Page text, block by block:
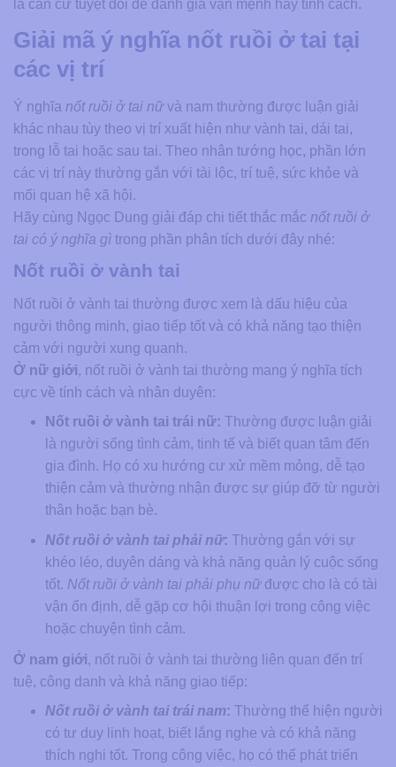
là căn cứ tuyệt đối để đánh giá vận mệnh hay tính cách.
Giải mã ý nghĩa nốt ruồi ở tai tại
các vị trí
Ý nghĩa nốt ruồi ở tai nữvà nam thường được luận giải
khác nhau tùy theo vị trí xuất hiện như vành tai, dái tai,
trong lỗ tai hoặc sau tai. Theo nhân tướng học, phần lớn
các vị trí này thường gắn với tài lộc, trí tuệ, sức khỏe và
mối quan hệ xã hội.
Hãy cùng Ngọc Dung giải đáp chi tiết thắc mắc nốt ruồi ở
tai có ý nghĩa gì trong phần phân tích dưới đây nhé:
Nốt ruồi ở vành tai
Nốt ruồi ở vành tai thường được xem là dấu hiệu của
người thông minh, giao tiếp tốt và có khả năng tạo thiện
cảm với người xung quanh.
Ở nữ giới, nốt ruồi ở vành tai thường mang ý nghĩa tích
cực về tính cách và nhân duyên:
Nốt ruồi ở vành tai trái nữ: Thường được luận giải
là người sống tình cảm, tinh tế và biết quan tâm đến
gia đình. Họ có xu hướng cư xử mềm mỏng, dễ tạo
thiện cảm và thường nhận được sự giúp đỡ từ người
thân hoặc bạn bè.
Nốt ruồi ở vành tai phải nữ: Thường gắn với sự
khéo léo, duyên dáng và khả năng quản lý cuộc sống
tốt. Nốt ruồi ở vành tai phải phụ nữđược cho là có tài
vận ổn định, dễ gặp cơ hội thuận lợi trong công việc
hoặc chuyện tình cảm.
Ở nam giới, nốt ruồi ở vành tai thường liên quan đến trí
tuệ, công danh và khả năng giao tiếp:
Nốt ruồi ở vành tai trái nam: Thường thể hiện người
có tư duy linh hoạt, biết lắng nghe và có khả năng
thích nghi tốt. Trong công việc, họ có thể phát triển